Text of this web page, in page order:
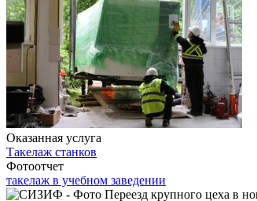
Оказанная услуга
Такелаж станков
Фотоотчет
такелаж в учебном заведении